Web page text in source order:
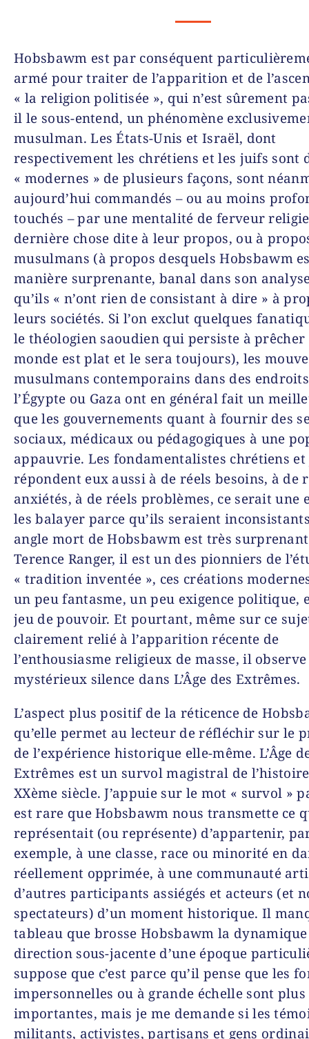
Hobsbawm est par conséquent
armé pour traiter de l’apparition et de
« la religion politisée », qui n’est sûrement
il le sous-entend, un phénomène
musulman. Les États-Unis et Israël, dont
respectivement les chrétiens et les juifs sont
« modernes » de plusieurs façons, sont
aujourd’hui commandés – ou au moins
touchés – par une mentalité de ferveur
dernière chose dite à leur propos, ou à
musulmans (à propos desquels Hobsbawm
manière surprenante, banal dans son
qu’ils « n’ont rien de consistant à dire » à
leurs sociétés. Si l’on exclut quelques
le théologien saoudien qui persiste à prêcher
monde est plat et le sera toujours), les
musulmans contemporains dans des
l’Égypte ou Gaza ont en général fait un
que les gouvernements quant à fournir des
sociaux, médicaux ou pédagogiques à une
appauvrie. Les fondamentalistes chrétiens
répondent eux aussi à de réels besoins, à de
anxiétés, à de réels problèmes, ce serait une
les balayer parce qu’ils seraient
angle mort de Hobsbawm est très
Terence Ranger, il est un des pionniers de
« tradition inventée », ces créations
un peu fantasme, un peu exigence politique,
jeu de pouvoir. Et pourtant, même sur ce
clairement relié à l’apparition récente de
l’enthousiasme religieux de masse, il
mystérieux silence dans L’Âge des Extrêmes.
L’aspect plus positif de la réticence de
qu’elle permet au lecteur de réfléchir sur le
de l’expérience historique elle-même. L’Âge
Extrêmes est un survolmagistral de
XXème siècle. J’appuie sur le mot « survol »
est rare que Hobsbawm nous transmette ce
représentait (ou représente) d’appartenir,
exemple, à une classe, race ou minorité en
réellement opprimée, à une communauté
d’autres participants assiégés et acteurs (et
spectateurs) d’un moment historique. Il
tableau que brosse Hobsbawm la
direction sous-jacente d’une époque
suppose que c’est parce qu’il pense que les
impersonnelles ou à grande échelle sont plus
importantes, mais je me demande si les
militants, activistes, partisans et gens